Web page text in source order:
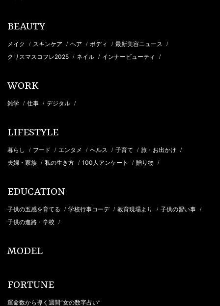
BEAUTY
メイク / スキンケア / ヘア / ボディ / 最新美容ニュース /
クリスマスコフレ2025 / ネイル / インナービューティ /
WORK
雑学 / 仕事 / デジタル /
LIFESTYLE
暮らし / フード / エンタメ / ヘルス / 子育て / 旅・お出かけ /
夫婦・家族 / 私の生き方 / 100人アンケート / 贈り物 /
EDUCATION
子供の五感を育てる / 学校行事コーデ / 教育現場より / 子供の習い事 /
子供の進路・学校 /
MODEL
FORTUNE
運命数から導く週間“女の数字占い”